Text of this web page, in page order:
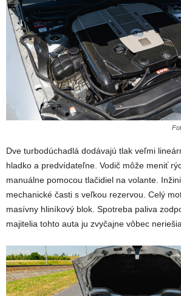
Dve turbodúchadlá dodávajú tlak veľmi
hladko a predvídateľne. Vodič môže meniť
manuálne pomocou tlačidiel na volante.
mechanické časti s veľkou rezervou. Celý
masívny hliníkový blok. Spotreba paliva
majitelia tohto auta ju zvyčajne vôbec